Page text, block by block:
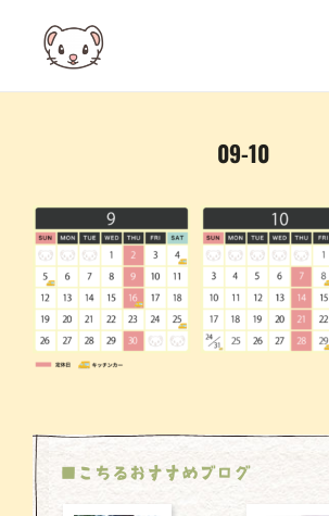
content
09-10
■こちるおすすめブログ
ナ
ビ
ゲ
ー
シ
ン